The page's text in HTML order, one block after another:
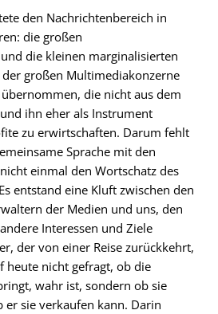
den Nachrichtenbereich in
die großen
die kleinen marginalisierten
großen Multimediakonzerne
die nicht aus dem
ihn eher als Instrument
zu erwirtschaften. Darum fehlt
Sprache mit den
einmal den Wortschatz des
entstand eine Kluft zwischen den
der Medien und uns, den
Interessen und Ziele
der von einer Reise zurückkehrt,
heute nicht gefragt, ob die
wahr ist, sondern ob sie
er sie verkaufen kann. Darin